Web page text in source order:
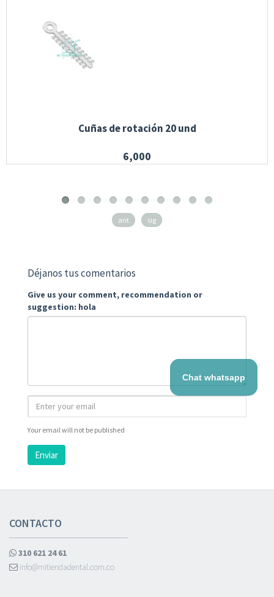
Cuñas de rotación 20 und
6,000
ant sig
Déjanos tus comentarios
Give us your comment, recommendation or
suggestion: hola
Your email will not be published
Enviar
CONTACTO
310 621 24 61
info@mitiendadental.com.co
Chat whatsapp